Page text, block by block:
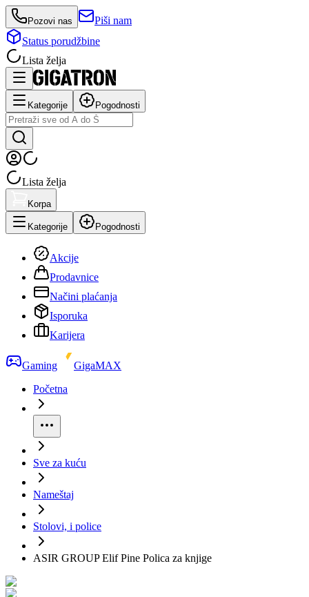
Pozovi nas
Piši nam
Status porudžbine
Lista želja
Kategorije Pogodnosti
Lista želja
Korpa
Kategorije Pogodnosti
Akcije
Prodavnice
Načini plaćanja
Isporuka
Karijera
Gaming
GigaMAX
Početna
Sve za kuću
Nameštaj
Stolovi, i police
ASIR GROUP Elif Pine Polica za knjige